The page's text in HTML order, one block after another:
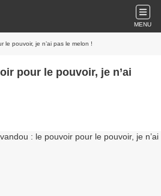
MENU
le pouvoir, je n’ai pas le melon !
pour le pouvoir, je n’ai